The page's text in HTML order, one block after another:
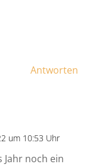
Antworten
um 10:53 Uhr
Jahr noch ein